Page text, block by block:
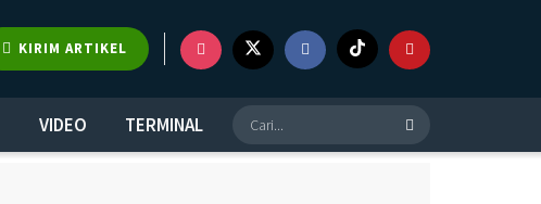
KIRIM ARTIKEL
VIDEO TERMINAL